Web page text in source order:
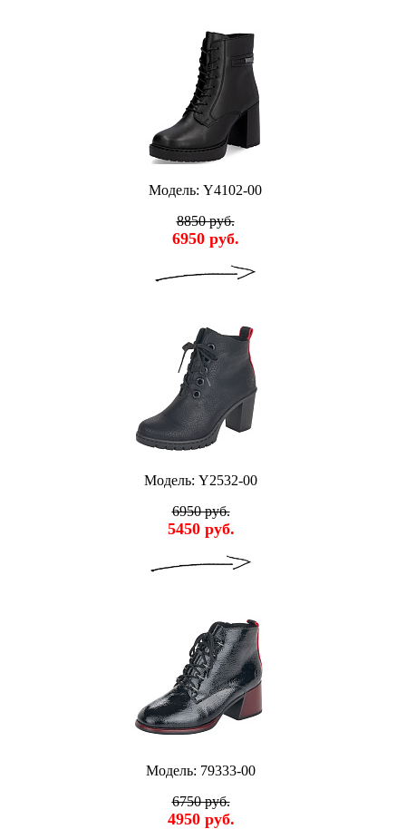
Модель: Y4102-00
8850 руб.
6950 руб.
Модель: Y2532-00
6950 руб.
5450 руб.
Модель: 79333-00
6750 руб.
4950 руб.